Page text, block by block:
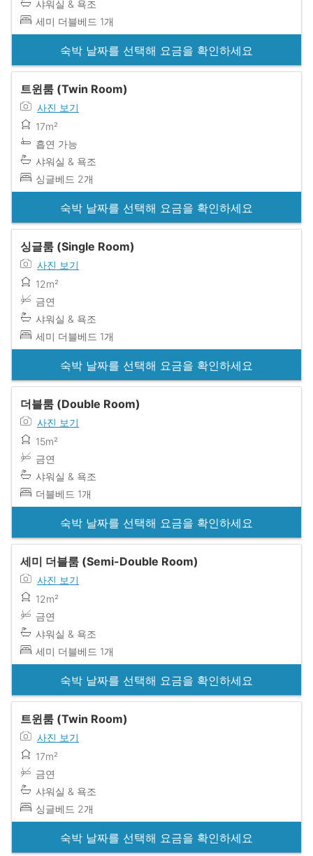
샤워실 & 욕조
세미 더블베드 1개
숙박 날짜를 선택해 요금을 확인하세요
트윈룸 (Twin Room)
사진 보기
17m²
흡연 가능
샤워실 & 욕조
싱글베드 2개
숙박 날짜를 선택해 요금을 확인하세요
싱글룸 (Single Room)
사진 보기
12m²
금연
샤워실 & 욕조
세미 더블베드 1개
숙박 날짜를 선택해 요금을 확인하세요
더블룸 (Double Room)
사진 보기
15m²
금연
샤워실 & 욕조
더블베드 1개
숙박 날짜를 선택해 요금을 확인하세요
세미 더블룸 (Semi-Double Room)
사진 보기
12m²
금연
샤워실 & 욕조
세미 더블베드 1개
숙박 날짜를 선택해 요금을 확인하세요
트윈룸 (Twin Room)
사진 보기
17m²
금연
샤워실 & 욕조
싱글베드 2개
숙박 날짜를 선택해 요금을 확인하세요